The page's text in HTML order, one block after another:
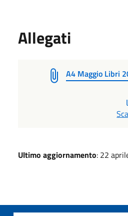
Allegati
A4 Maggio Libri
Ultimo aggiornamento: 22